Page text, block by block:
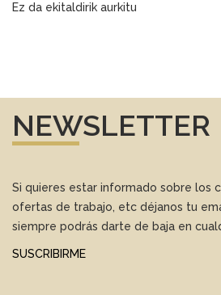
Ez da ekitaldirik aurkitu
NEWSLETTER
Si quieres estar informado sobre los
ofertas de trabajo, etc déjanos tu
siempre podrás darte de baja en
SUSCRIBIRME